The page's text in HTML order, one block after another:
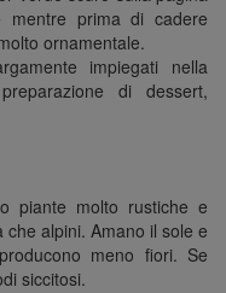
mentre prima di cadere
ornamentale.
impiegati nella
di dessert,
piante molto rustiche e
alpini. Amano il sole e
meno fiori. Se
siccitosi.